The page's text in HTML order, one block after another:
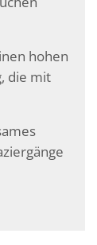
hohen
die mit